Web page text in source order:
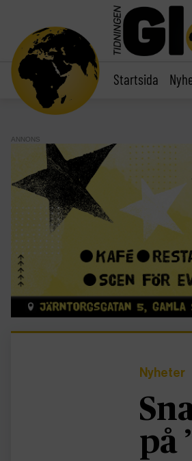
Startsida
ANNONS
Nyheter
på